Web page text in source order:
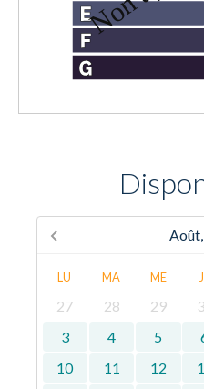
Août,
LU MA ME
27 28 29
3
4 5
10
11 12